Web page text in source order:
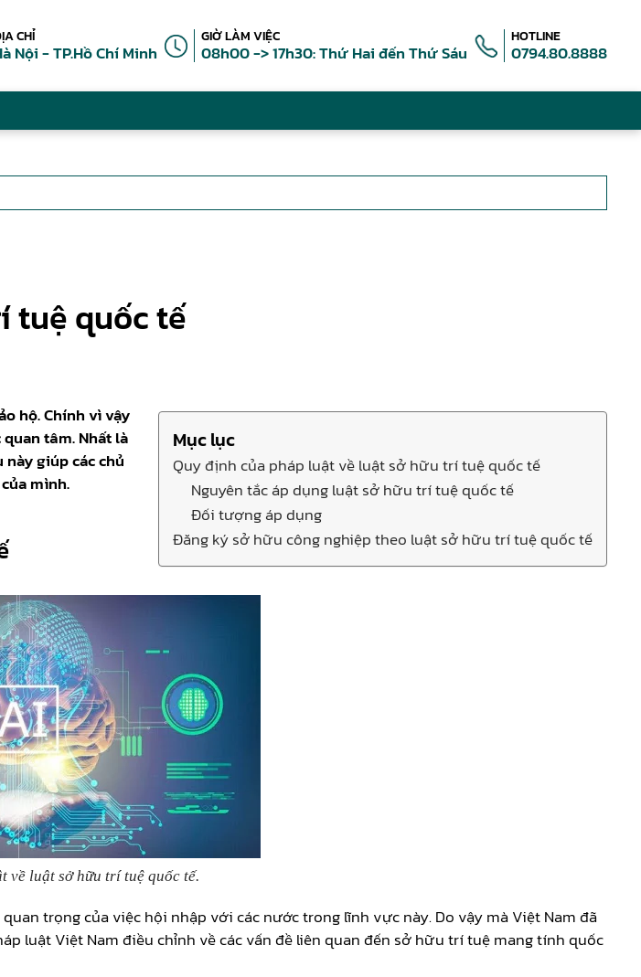
CHỈ
Nội - TP.Hồ Chí Minh
GIỜ LÀM VIỆC
08h00 -> 17h30: Thứ Hai đến Thứ Sáu
HOTLINE
0794.80.8888
tuệ quốc tế
Mục lục
Quy định của pháp luật về luật sở hữu trí tuệ quốc tế
Nguyên tắc áp dụng luật sở hữu trí tuệ quốc tế
Đối tượng áp dụng
Đăng ký sở hữu công nghiệp theo luật sở hữu trí tuệ quốc tế
hộ. Chính vì vậy
tâm. Nhất là
giúp các chủ
mình.
về luật sở hữu trí tuệ quốc tế.
trọng của việc hội nhập với các nước trong lĩnh vực này. Do vậy mà Việt Nam đã
luật Việt Nam điều chỉnh về các vấn đề liên quan đến sở hữu trí tuệ mang tính quốc